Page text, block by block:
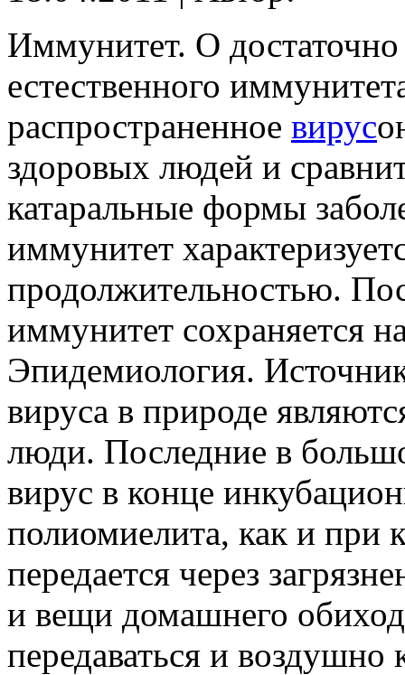
Иммунитет. О
естественного
распространенное вирус
здоровых людей и
катаральные формы
иммунитет
продолжительностью.
иммунитет сохраняется
Эпидемиология.
вируса в природе
люди. Последние в
вирус в конце
полиомиелита, как и
передается через
и вещи домашнего
передаваться и